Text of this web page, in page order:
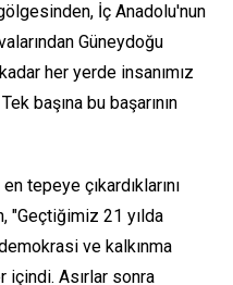
İç Anadolu'nun
Güneydoğu
her yerde insanımız
başına bu başarının
tepeye çıkardıklarını
"Geçtiğimiz 21 yılda
ve kalkınma
içindi. Asırlar sonra